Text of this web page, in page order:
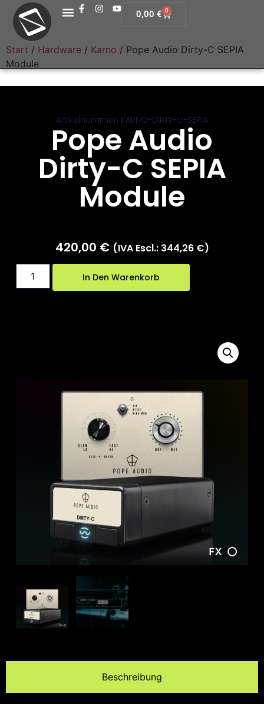
0,00 € 0
Start / Hardware / Karno / Pope Audio Dirty-C SEPIA
Module
Artikelnummer: KARNO-DIRTY-C-SEPIA
Pope Audio
Dirty-C SEPIA
Module
420,00 € (IVA Escl.: 344,26 €)
In Den Warenkorb
Beschreibung